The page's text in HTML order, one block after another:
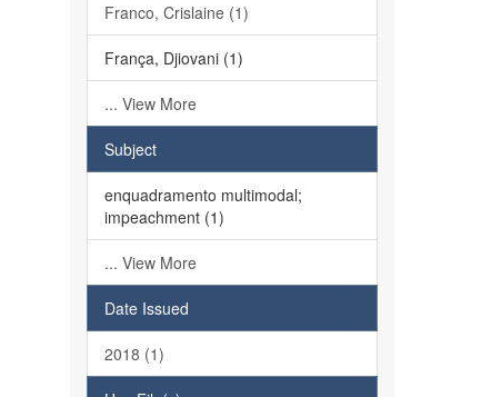
Franco, Crislaine (1)
França, Djiovani (1)
... View More
Subject
enquadramento multimodal;
impeachment (1)
... View More
Date Issued
2018 (1)